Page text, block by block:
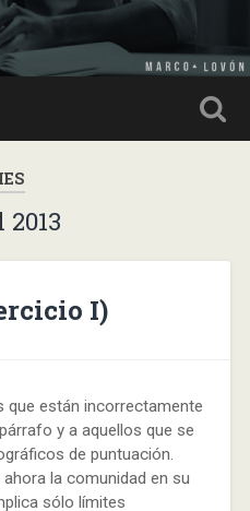
I)
están incorrectamente
y a aquellos que se
de puntuación.
la comunidad en su
sólo límites